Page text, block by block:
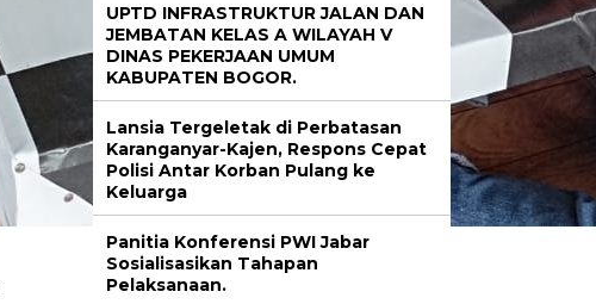
UPTD INFRASTRUKTUR JALAN DAN
JEMBATAN KELAS A WILAYAH V
DINAS PEKERJAAN UMUM
KABUPATEN BOGOR.
Lansia Tergeletak di Perbatasan
Karanganyar-Kajen, Respons Cepat
Polisi Antar Korban Pulang ke
Keluarga
Panitia Konferensi PWI Jabar
Sosialisasikan Tahapan
Pelaksanaan.